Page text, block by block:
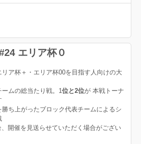
エリア杯０
ア杯＋・エリア杯00を目指す人向けの大
ムの総当たり戦。1 位と2位が 本戦トーナ
ち上がったブロック代表チームによるシ
開催を見送らせていただく場合がござい